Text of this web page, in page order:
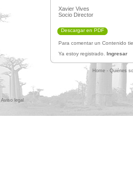
Xavier Vives
Socio Director
Descargar en PDF
Para comentar un Contenido
Ya estoy registrado. Ingresar
Home - Quiénes
Aviso legal